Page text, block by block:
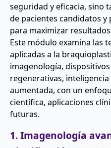
seguridad y eficacia, sino
de pacientes candidatos
para maximizar
Este módulo examina las
aplicadas a la
imagenología,
regenerativas,
aumentada, con un
científica, aplicaciones
futuras.
1. Imagenología